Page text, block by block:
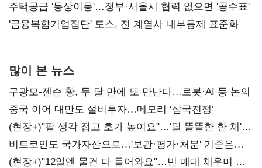
진실 밝혀야"
주택공급 '동상이몽'…정부·서울시 협력 없으면 '공수표'
'금융복합기업집단' 토스, 전 계열사 내부통제 표준화
많이 본 뉴스
구광모-젠슨 황, 두 달 만에 또 만난다…로봇·AI 등 논의
중국 이어 대만도 설비투자…메모리 ‘삼국전쟁’
(현장+)"팔 생각 접고 호가 높여요"…'덜 똘똘한 한 채'
20억 키맞추기
비트코인도 국가자산으로…'보관·평가·처분' 기준은
숙제
(현장+)"12일엔 물건 다 들어와요"…빈 매대 채우며 문